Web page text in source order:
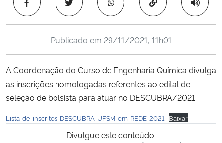
Ministério da Cidadania
Ministério da Ciência, Tecnologia, Inovações e Comunicações
Publicado em 29/11/2021, 11h01
A Coordenação do Curso de Engenharia Química divulga
as inscrições homologadas referentes ao edital de
seleção de bolsista para atuar no DESCUBRA/2021.
Lista-de-inscritos-DESCUBRA-UFSM-em-REDE-2021 Baixar
Divulgue este conteúdo: